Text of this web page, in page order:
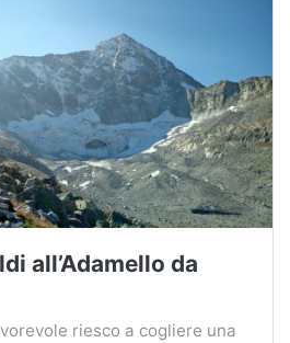
all’Adamello da
riesco a cogliere una